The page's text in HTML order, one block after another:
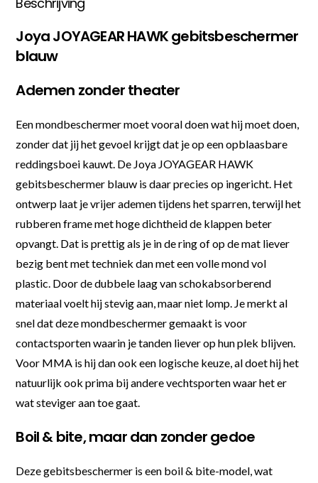
Joya JOYAGEAR HAWK gebitsbeschermer
blauw
Ademen zonder theater
Een mondbeschermer moet vooral doen wat hij moet doen,
zonder dat jij het gevoel krijgt dat je op een opblaasbare
reddingsboei kauwt. De Joya JOYAGEAR HAWK
gebitsbeschermer blauw is daar precies op ingericht. Het
ontwerp laat je vrijer ademen tijdens het sparren, terwijl het
rubberen frame met hoge dichtheid de klappen beter
opvangt. Dat is prettig als je in de ring of op de mat liever
bezig bent met techniek dan met een volle mond vol
plastic. Door de dubbele laag van schokabsorberend
materiaal voelt hij stevig aan, maar niet lomp. Je merkt al
snel dat deze mondbeschermer gemaakt is voor
contactsporten waarin je tanden liever op hun plek blijven.
Voor MMA is hij dan ook een logische keuze, al doet hij het
natuurlijk ook prima bij andere vechtsporten waar het er
wat steviger aan toe gaat.
Boil & bite, maar dan zonder gedoe
Deze gebitsbeschermer is een boil & bite-model, wat